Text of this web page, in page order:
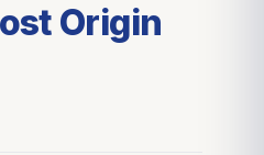
Origin